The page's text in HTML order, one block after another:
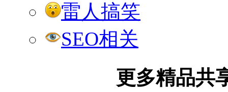
雷人搞笑
SEO相关
更多精品共